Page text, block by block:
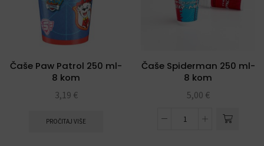
Čaše Paw Patrol 250 ml-
8 kom
3,19 €
PROČITAJ VIŠE
Čaše Spiderman 250 ml-
8 kom
5,00 €